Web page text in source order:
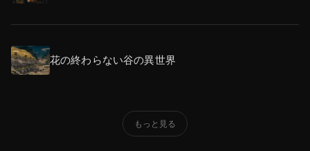
花の終わらない谷の異世界
もっと見る